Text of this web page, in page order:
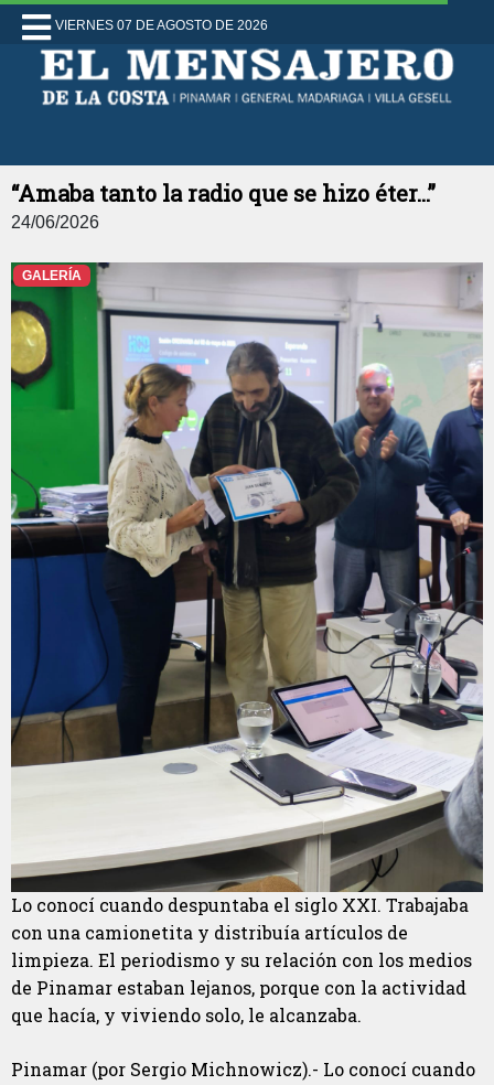
VIERNES 07 DE AGOSTO DE 2026
“Amaba tanto la radio que se hizo éter...”
24/06/2026
GALERÍA
Lo conocí cuando despuntaba el siglo XXI. Trabajaba
con una camionetita y distribuía artículos de
limpieza. El periodismo y su relación con los medios
de Pinamar estaban lejanos, porque con la actividad
que hacía, y viviendo solo, le alcanzaba.
Pinamar (por Sergio Michnowicz).- Lo conocí cuando